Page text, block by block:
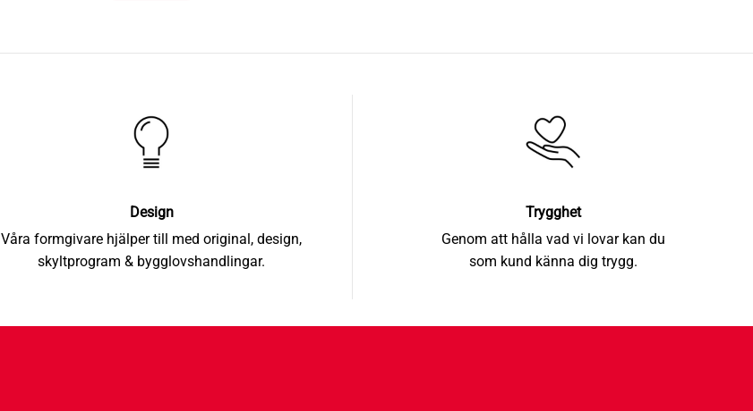
Design
Våra formgivare hjälper till med original, design,
skyltprogram & bygglovshandlingar.
Trygghet
Genom att hålla vad vi lovar kan du
som kund känna dig trygg.